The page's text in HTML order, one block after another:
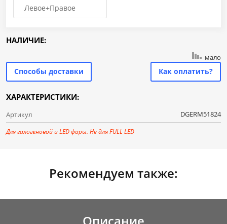
Левое+Правое
НАЛИЧИЕ:
мало
Способы доставки Как оплатить?
ХАРАКТЕРИСТИКИ:
Артикул DGERM51824
Для галогеновой и LED фары. Не для FULL LED
Рекомендуем также: